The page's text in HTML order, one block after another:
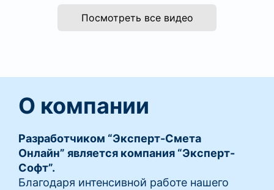
Посмотреть все видео
О компании
Разработчиком “Эксперт-Смета
Онлайн” является компания “Эксперт-
Софт”.
Благодаря интенсивной работе нашего